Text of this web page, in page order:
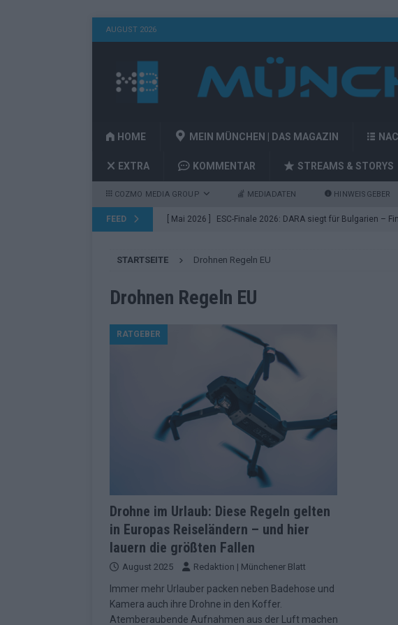
AUGUST 2026
HOME MEIN MÜNCHEN | DAS MAGAZIN
EXTRA KOMMENTAR STREAMS & STORYS
COZMO MEDIA GROUP MEDIADATEN HINWEISGEBER
FEED [ Mai 2026 ] ESC-Finale 2026: DARA siegt für Bulgarien –
[ Mai 2026 ] ESC 2026 Finale: JJ mit Mozart-Eröffnung,
Acts EUROVISION
EUROVISION
Eurovision 2026: Der große Finale-Check –
KOMMENTAR
[ Mai 2026 ] Von Lugano bis Wien: Wie der ESC in 70
neu erfunden hat EUROVISION
Eurovision 2026: Das sind alle 26
KOMMENTAR
[ Mai 2026 ] ESC 2026: Diese zehn Länder sehen die
[ Juni 2026 ] Europa-Park Sommersaison 2026: Monaco,
im Überblick EXTRA
[ Mai 2026 ] Bulgarien hat gewonnen – aber der ESC 2026
STARTSEITE Drohnen Regeln EU
Drohnen Regeln EU
RATGEBER
Drohne im Urlaub: Diese Regeln gelten
in Europas Reiseländern – und hier
lauern die größten Fallen
August 2025 Redaktion | Münchener Blatt
Immer mehr Urlauber packen neben Badehose und
Kamera auch ihre Drohne in den Koffer.
Atemberaubende Aufnahmen aus der Luft machen